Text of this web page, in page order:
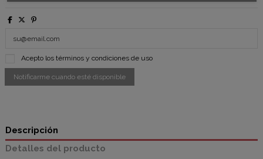
Acepto los términos y condiciones de uso
Descripción
Detalles del producto